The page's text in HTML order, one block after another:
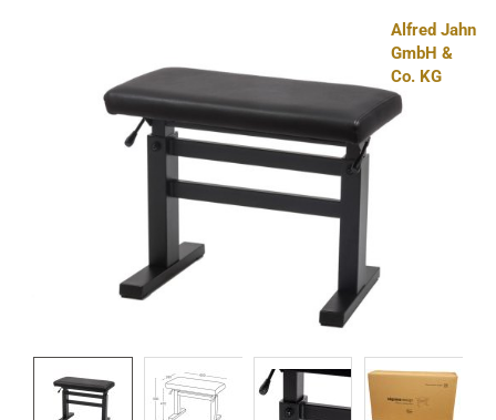
Alfred Jahn
GmbH &
Co. KG